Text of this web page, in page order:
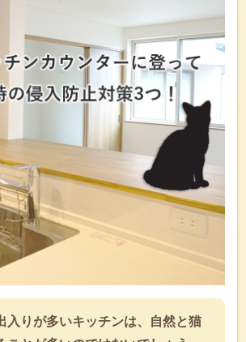
チンカウンターに
入りが多いキッチンは、自然と猫